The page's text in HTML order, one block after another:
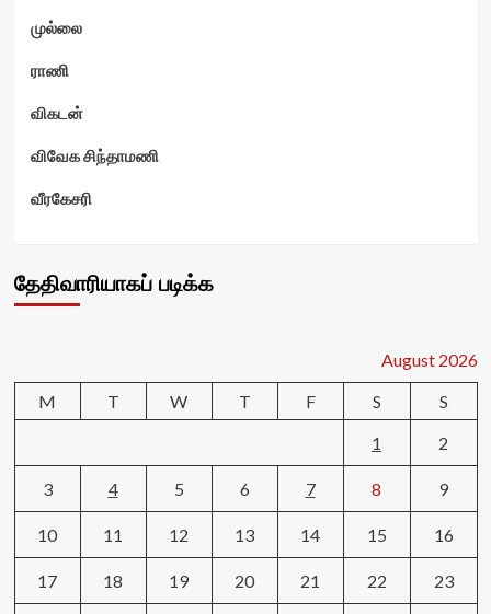
முல்லை
ராணி
விகடன்
விவேக சிந்தாமணி
வீரகேசரி
தேதிவாரியாகப் படிக்க
August 2026
M
T W T F S
S
1
2
3 4 5 6 7 8 9
10 11 12 13 14 15 16
17 18 19 20 21 22 23